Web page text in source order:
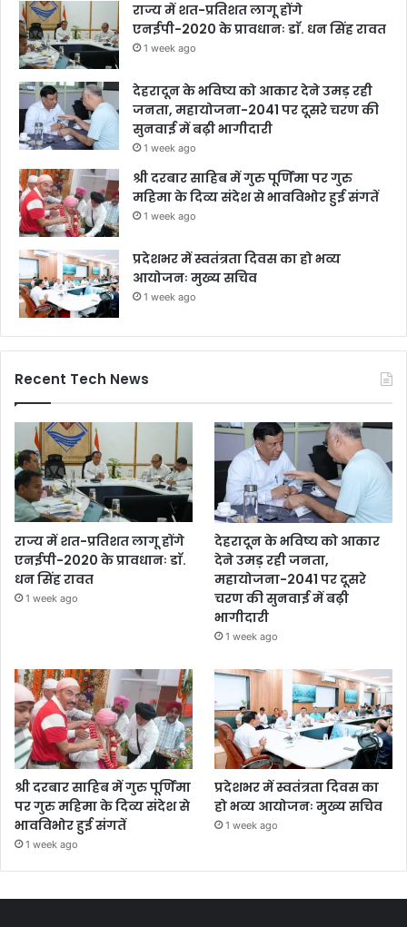
राज्य में शत-प्रतिशत लागू होंगे
एनईपी-2020 के प्रावधानः डाॅ. धन सिंह रावत
1 week ago
देहरादून के भविष्य को आकार देने उमड़ रही
जनता, महायोजना-2041 पर दूसरे चरण की
सुनवाई में बढ़ी भागीदारी
1 week ago
श्री दरबार साहिब में गुरु पूर्णिमा पर गुरु
महिमा के दिव्य संदेश से भावविभोर हुई संगतें
1 week ago
प्रदेशभर में स्वतंत्रता दिवस का हो भव्य
आयोजनः मुख्य सचिव
1 week ago
Recent Tech News
राज्य में शत-प्रतिशत लागू होंगे
एनईपी-2020 के प्रावधानः डाॅ.
धन सिंह रावत
1 week ago
देहरादून के भविष्य को आकार
देने उमड़ रही जनता,
महायोजना-2041 पर दूसरे
चरण की सुनवाई में बढ़ी
भागीदारी
1 week ago
श्री दरबार साहिब में गुरु पूर्णिमा
पर गुरु महिमा के दिव्य संदेश से
भावविभोर हुई संगतें
1 week ago
प्रदेशभर में स्वतंत्रता दिवस का
हो भव्य आयोजनः मुख्य सचिव
1 week ago